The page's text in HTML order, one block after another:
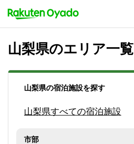
山梨県のエリア一覧
山梨県の宿泊施設を探す
山梨県すべての宿泊施設
市部